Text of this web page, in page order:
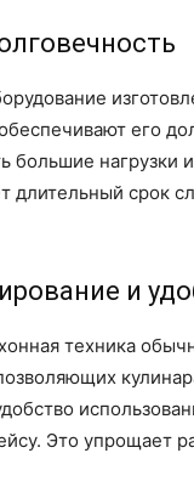
его
большие нагрузки
длительный срок
и
техника
Это упрощает